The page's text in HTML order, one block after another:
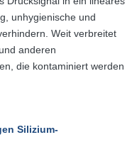
unhygienische und
Weit verbreitet
anderen
die kontaminiert werden
Silizium-